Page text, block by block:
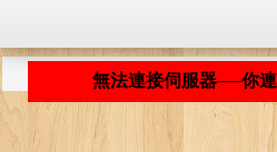
無法連接伺服器──你
程式載入